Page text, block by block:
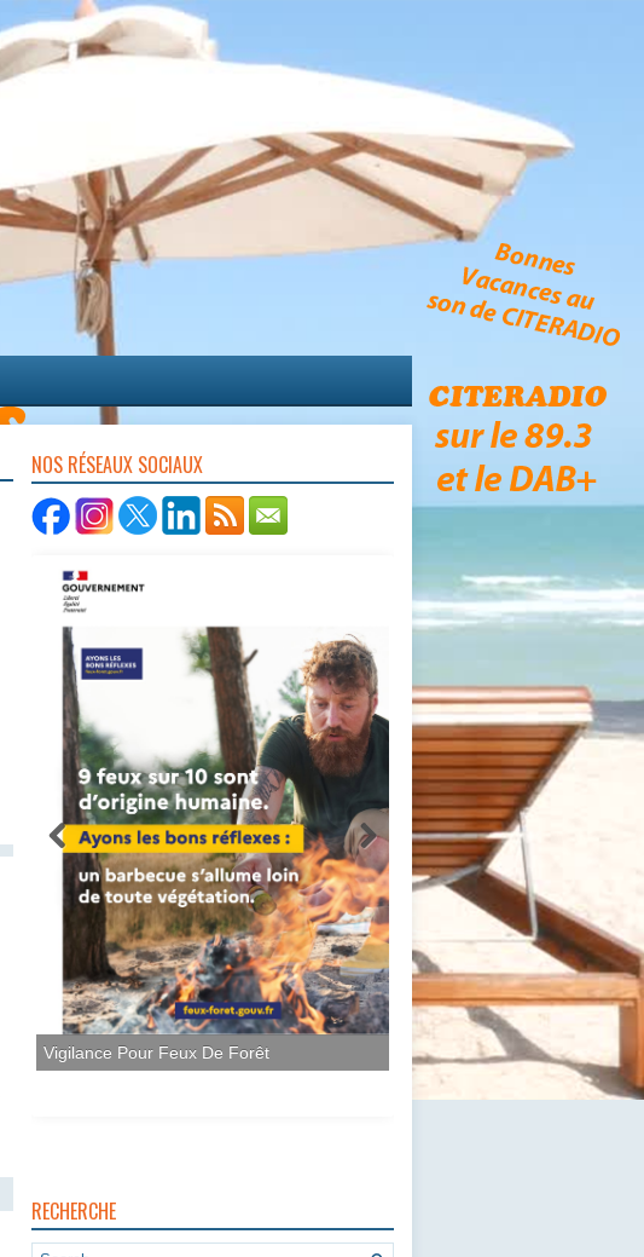
NOS RÉSEAUX SOCIAUX
Vigilance Pour Feux De Forêt
RECHERCHE